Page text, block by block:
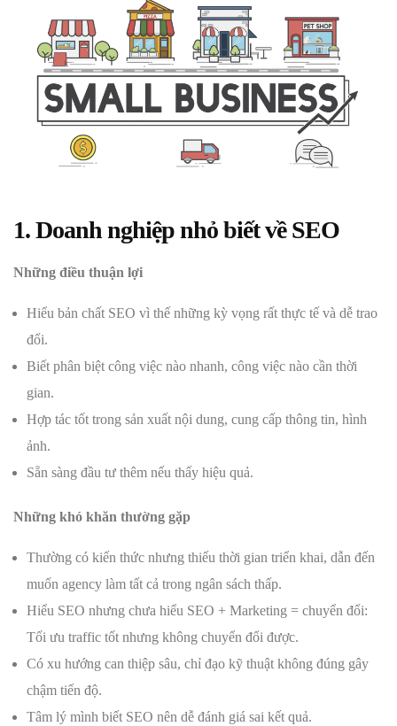
1. Doanh nghiệp nhỏ biết về SEO
Những điều thuận lợi
Hiểu bản chất SEO vì thế những kỳ vọng rất thực tế và dễ trao
đổi.
Biết phân biệt công việc nào nhanh, công việc nào cần thời
gian.
Hợp tác tốt trong sản xuất nội dung, cung cấp thông tin, hình
ảnh.
Sẵn sàng đầu tư thêm nếu thấy hiệu quả.
Những khó khăn thường gặp
Thường có kiến thức nhưng thiếu thời gian triển khai, dẫn đến
muốn agency làm tất cả trong ngân sách thấp.
Hiểu SEO nhưng chưa hiểu SEO + Marketing = chuyển đổi:
Tối ưu traffic tốt nhưng không chuyển đổi được.
Có xu hướng can thiệp sâu, chỉ đạo kỹ thuật không đúng gây
chậm tiến độ.
Tâm lý mình biết SEO nên dễ đánh giá sai kết quả.